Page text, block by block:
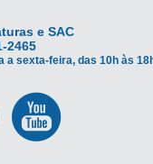
e SAC
2465
a sexta-feira, das 10h às